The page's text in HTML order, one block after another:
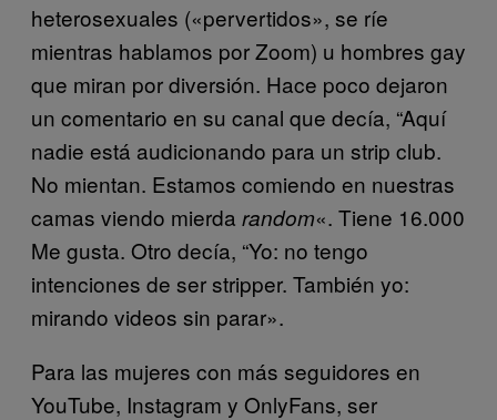
heterosexuales («pervertidos», se ríe
mientras hablamos por Zoom) u hombres gay
que miran por diversión. Hace poco dejaron
un comentario en su canal que decía, “Aquí
nadie está audicionando para un strip club.
No mientan. Estamos comiendo en nuestras
camas viendo mierda random«. Tiene 16.000
Me gusta. Otro decía, “Yo: no tengo
intenciones de ser stripper. También yo:
mirando videos sin parar».
Para las mujeres con más seguidores en
YouTube, Instagram y OnlyFans, ser